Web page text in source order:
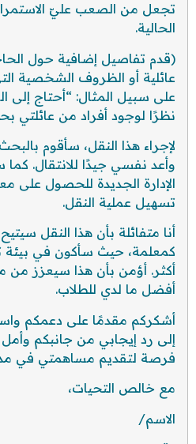
تجعل من الصعب عليّ
الحالية.
(قدم تفاصيل إضافية حول
عائلية أو الظروف الشخصية
على سبيل المثال: “أحتاج إلى
نظرًا لوجود أفراد من عائلتي
لإجراء هذا النقل، سأقوم
وأعد نفسي جيدًا للانتقال.
الإدارة الجديدة للحصول على
تسهيل عملية النقل.
أنا متفائلة بأن هذا النقل
كمعلمة، حيث سأكون في بيئة
أكثر. أؤمن بأن هذا سيعزز من
أفضل ما لدي للطلاب.
أشكركم مقدمًا على دعمكم
إلى رد إيجابي من جانبكم
فرصة لتقديم مساهمتي في
مع خالص التحيات،
الاسم/